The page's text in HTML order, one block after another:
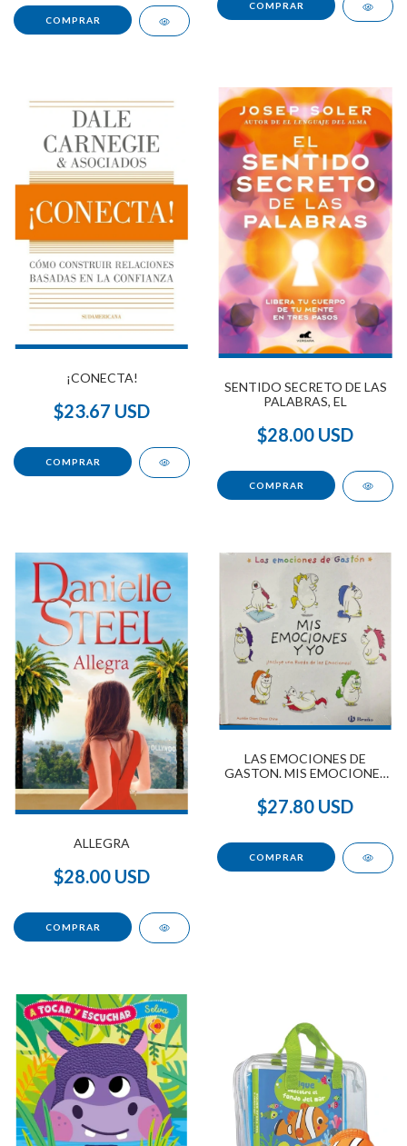
¡CONECTA!
$23.67 USD
SENTIDO SECRETO DE LAS
PALABRAS, EL
$28.00 USD
ALLEGRA
$28.00 USD
LAS EMOCIONES DE
GASTON. MIS EMOCIONES
$27.80 USD